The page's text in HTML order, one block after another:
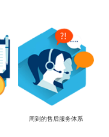
周到的售后服务体系